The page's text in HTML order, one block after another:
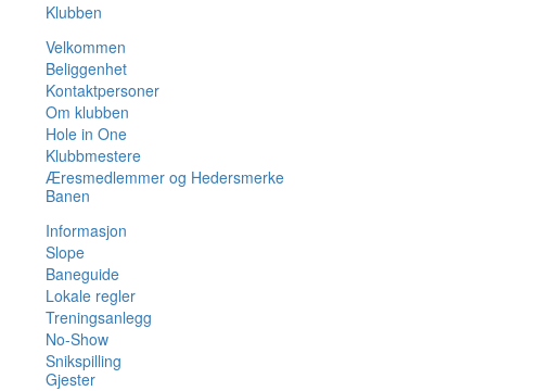
Klubben
Velkommen
Beliggenhet
Kontaktpersoner
Om klubben
Hole in One
Klubbmestere
Æresmedlemmer og Hedersmerke
Banen
Informasjon
Slope
Baneguide
Lokale regler
Treningsanlegg
No-Show
Snikspilling
Gjester